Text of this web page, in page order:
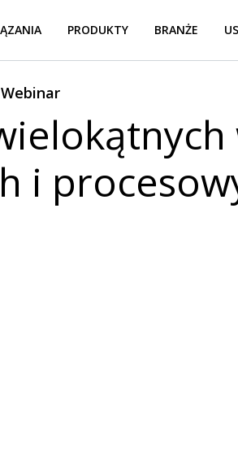
PRODUKTY BRANŻE
Webinar
i